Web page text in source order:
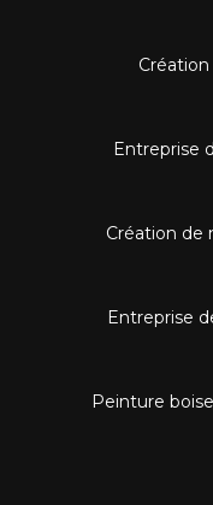
Entreprise
Création de
Entreprise
Peinture